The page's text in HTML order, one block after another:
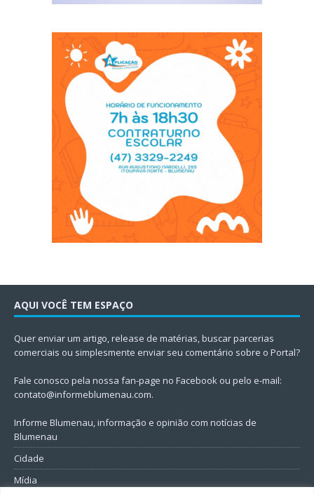
AQUI VOCÊ TEM ESPAÇO
Quer enviar um artigo, release de matérias, buscar parcerias
comerciais ou simplesmente enviar seu comentário sobre o Portal?
Fale conosco pela nossa fan-page no Facebook ou pelo e-mail:
contato@informeblumenau.com.
Informe Blumenau, informação e opinião com notícias de
Blumenau
Cidade
Mídia